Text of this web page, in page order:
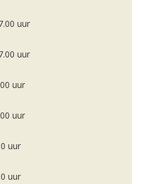
uur
uur
uur
uur
uur
uur